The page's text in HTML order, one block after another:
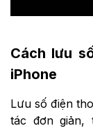
Cách lưu
iPhone
Lưu số điện
tác đơn giản,